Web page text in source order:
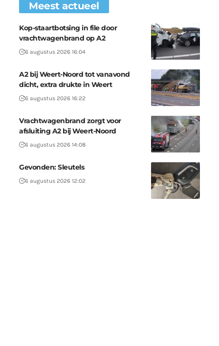
Meest actueel
Kop-staartbotsing in file door
vrachtwagenbrand op A2
6 augustus 2026 16:04
A2 bij Weert-Noord tot vanavond
dicht, extra drukte in Weert
6 augustus 2026 16:22
Vrachtwagenbrand zorgt voor
afsluiting A2 bij Weert-Noord
6 augustus 2026 14:08
Gevonden: Sleutels
6 augustus 2026 12:02